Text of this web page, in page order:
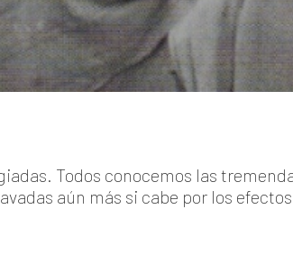
Todos conocemos las
aún más si cabe por los efectos